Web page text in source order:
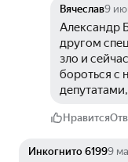
Вячеслав9
Александр
другом
зло и
бороться с
Нравится
Инкогнито 61999